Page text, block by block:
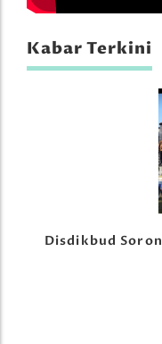
Kabar Terkini
Disdikbud